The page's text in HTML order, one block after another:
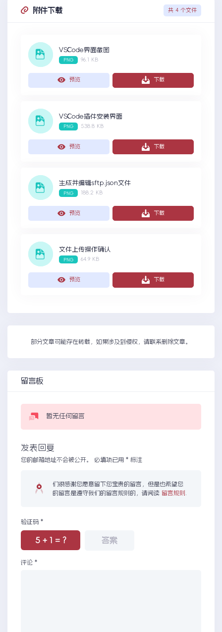
附件下载 共 4 个文件
VSCode界面截图
PNG 96.1 KB
预览 下载
VSCode插件安装界面
PNG 538.8 KB
预览 下载
生成并编辑sftp.json文件
PNG 188.2 KB
预览 下载
文件上传操作确认
PNG 64.9 KB
预览 下载
部分文章可能存在转载，如果涉及到侵权，请联系删除文章。
留言板
暂无任何留言
发表回复
您的邮箱地址不会被公开。 必填项已用 * 标注
们很感谢您愿意留下您宝贵的留言，但是也希望您
的留言是遵守我们的留言规则的，请阅读 留言规则
验证码 *
5 + 1 = ?
评论 *